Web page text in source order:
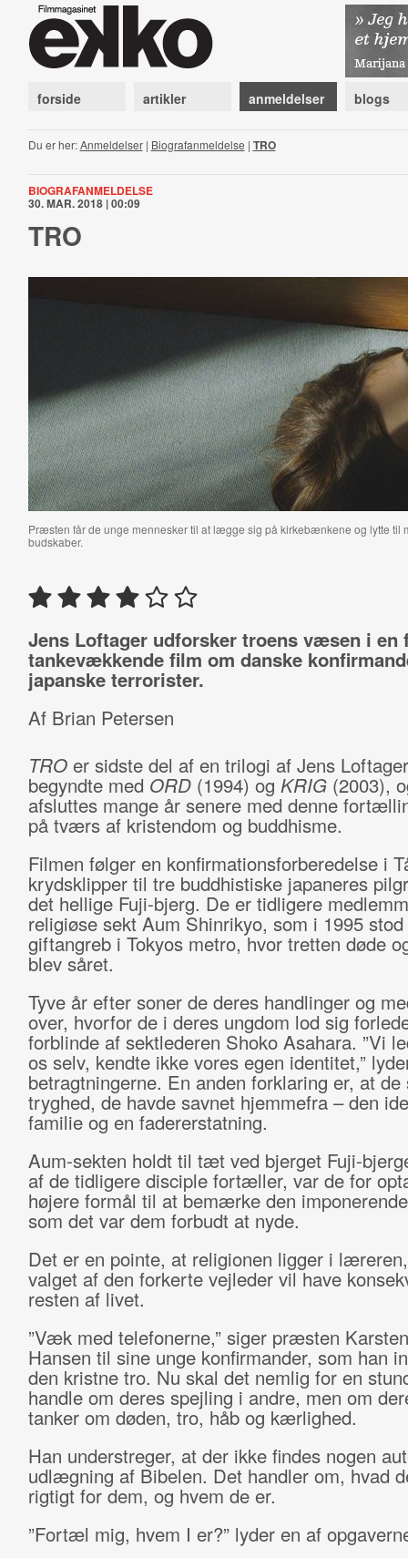
forside artikler anmeldelser blogs
Du er her:Anmeldelser| Biografanmeldelse | TRO
BIOGRAFANMELDELSE
30. MAR. 2018 | 00:09
TRO
Præsten får de unge mennesker til at lægge sig på kirkebænkene og lytte til
budskaber.
Jens Loftager udforsker troens væsen i en
tankevækkende film om danske
japanske terrorister.
Af Brian Petersen
TRO er sidste del af en trilogi af Jens
begyndte med ORD(1994) og KRIG(2003),
afsluttes mange år senere med denne
på tværs af kristendom og buddhisme.
Filmen følger en konfirmationsforberedelse i
krydsklipper til tre buddhistiske japaneres
det hellige Fuji-bjerg. De er tidligere
religiøse sekt Aum Shinrikyo, som i 1995
giftangreb i Tokyos metro, hvor tretten døde
blev såret.
Tyve år efter soner de deres handlinger og
over, hvorfor de i deres ungdom lod sig
forblinde af sektlederen Shoko Asahara. ”Vi
os selv, kendte ikke vores egen identitet,”
betragtningerne. En anden forklaring er, at de
tryghed, de havde savnet hjemmefra – den
familie og en fadererstatning.
Aum-sekten holdt til tæt ved bjerget Fuji-
af de tidligere disciple fortæller, var de for
højere formål til at bemærke den
som det var dem forbudt at nyde.
Det er en pointe, at religionen ligger i
valget af den forkerte vejleder vil have
resten af livet.
”Væk med telefonerne,” siger præsten
Hansen til sine unge konfirmander, som han
den kristne tro. Nu skal det nemlig for en
handle om deres spejling i andre, men om
tanker om døden, tro, håb og kærlighed.
Han understreger, at der ikke findes nogen
udlægning af Bibelen. Det handler om, hvad
rigtigt for dem, og hvem de er.
”Fortæl mig, hvem I er?” lyder en af